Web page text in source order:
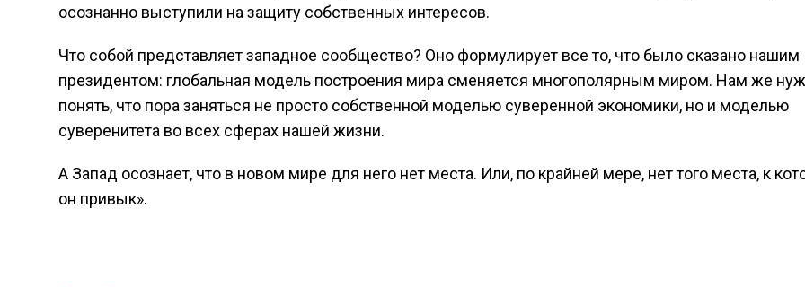
осознанно выступили на защиту собственных интересов.
Что собой представляет западное сообщество? Оно формулирует все то, что было сказано нашим
президентом: глобальная модель построения мира сменяется многополярным миром. Нам же
понять, что пора заняться не просто собственной моделью суверенной экономики, но и моделью
суверенитета во всех сферах нашей жизни.
А Запад осознает, что в новом мире для него нет места. Или, по крайней мере, нет того места, к
он привык».